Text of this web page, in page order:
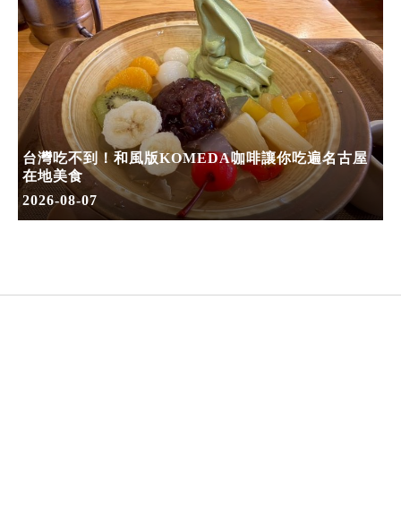
台灣吃不到！和風版KOMEDA咖啡讓你吃遍名古屋
在地美食
2026-08-07